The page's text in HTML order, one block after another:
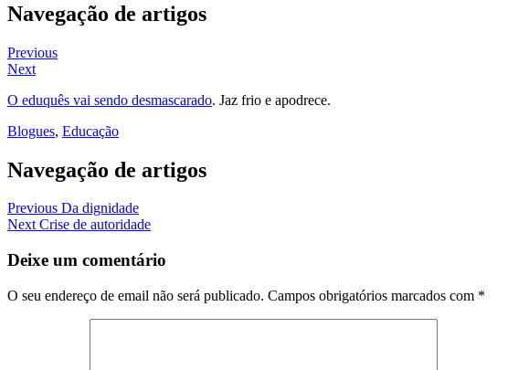
Navegação de artigos
Previous
Next
O eduquês vai sendo desmascarado. Jaz frio e apodrece.
Blogues, Educação
Navegação de artigos
Previous Da dignidade
Next Crise de autoridade
Deixe um comentário
O seu endereço de email não será publicado. Campos obrigatórios marcados com *